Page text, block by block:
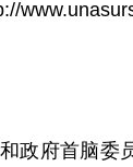
政府首脑委